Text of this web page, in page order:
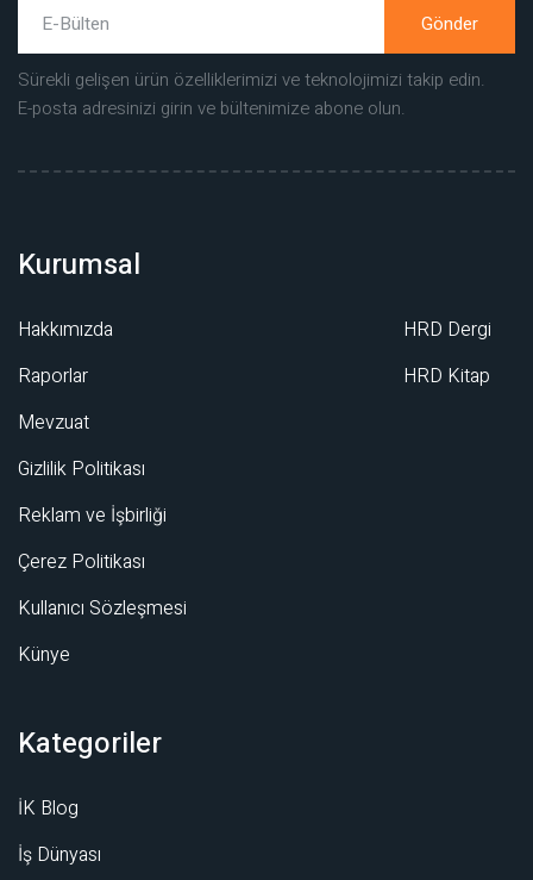
Gönder
Sürekli gelişen ürün özelliklerimizi ve teknolojimizi takip edin.
E-posta adresinizi girin ve bültenimize abone olun.
Kurumsal
Hakkımızda
Raporlar
Mevzuat
Gizlilik Politikası
Reklam ve İşbirliği
Çerez Politikası
Kullanıcı Sözleşmesi
Künye
HRD Dergi
HRD Kitap
Kategoriler
İK Blog
İş Dünyası